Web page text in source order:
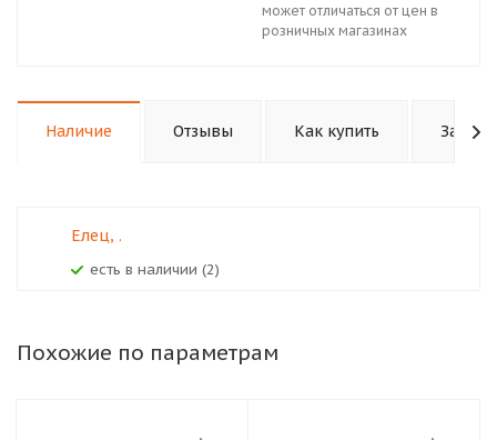
может отличаться от цен в
розничных магазинах
Наличие Отзывы Как купить
Елец, .
Есть в наличии (2)
Похожие по параметрам